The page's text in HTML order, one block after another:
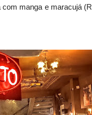
manga e maracujá